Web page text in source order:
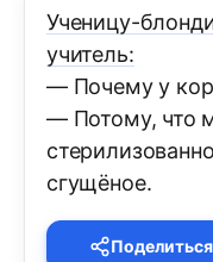
Ученицу-
учитель:
— Почему у
— Потому, что
сгущёное.